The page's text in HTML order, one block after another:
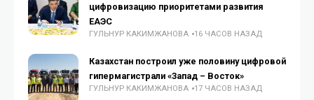
цифровизацию приоритетами развития
ЕАЭС
ГУЛЬНУР КАКИМЖАНОВА 16 ЧАСОВ НАЗАД
Казахстан построил уже половину цифровой
гипермагистрали «Запад – Восток»
ГУЛЬНУР КАКИМЖАНОВА 17 ЧАСОВ НАЗАД